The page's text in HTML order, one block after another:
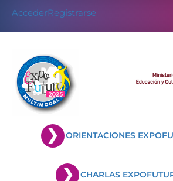
content
AccederRegistrarse
ORIENTACIONES
CHARLAS